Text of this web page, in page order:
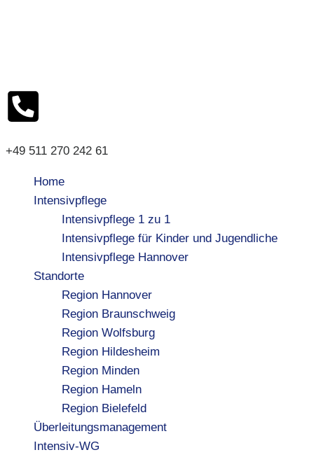
+49 511 270 242 61
Home
Intensivpflege
Intensivpflege 1 zu 1
Intensivpflege für Kinder und Jugendliche
Intensivpflege Hannover
Standorte
Region Hannover
Region Braunschweig
Region Wolfsburg
Region Hildesheim
Region Minden
Region Hameln
Region Bielefeld
Überleitungsmanagement
Intensiv-WG